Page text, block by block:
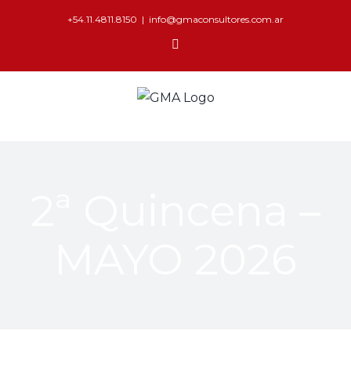
+54.11.4811.8150 | info@gmaconsultores.com.ar